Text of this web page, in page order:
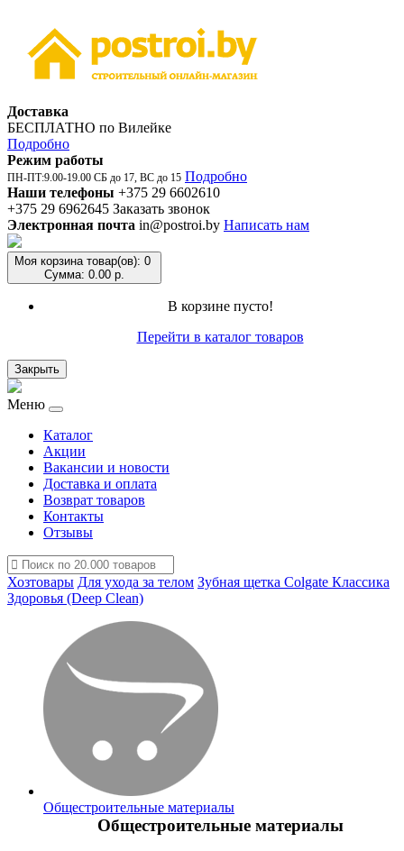
Доставка
БЕСПЛАТНО по Вилейке
Подробно
Режим работы
ПН-ПТ:9.00-19.00 СБ до 17, ВС до 15 Подробно
Наши телефоны +375 29 6602610
+375 29 6962645 Заказать звонок
Электронная почта in@postroi.by Написать нам
Моя корзина товар(ов): 0
Сумма: 0.00 р.
В корзине пусто!
Перейти в каталог товаров
Закрыть
Меню
Каталог
Акции
Вакансии и новости
Доставка и оплата
Возврат товаров
Контакты
Отзывы
Хозтовары Для ухода за телом Зубная щетка Colgate Классика
Здоровья (Deep Clean)
Общестроительные материалы
Общестроительные материалы